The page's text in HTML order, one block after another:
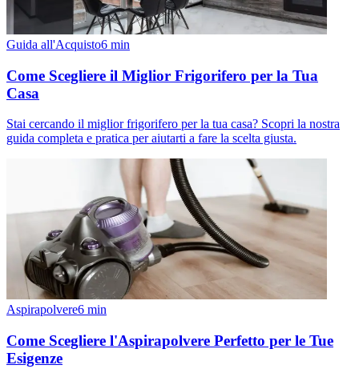
Guida all'Acquisto6 min
Come Scegliere il Miglior Frigorifero per la Tua
Casa
Stai cercando il miglior frigorifero per la tua casa? Scopri la nostra
guida completa e pratica per aiutarti a fare la scelta giusta.
Aspirapolvere6 min
Come Scegliere l'Aspirapolvere Perfetto per le Tue
Esigenze